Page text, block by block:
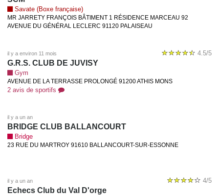
Savate (Boxe française)
MR JARRETY FRANÇOIS BÂTIMENT 1 RÉSIDENCE MARCEAU 92
AVENUE DU GÉNÉRAL LECLERC 91120 PALAISEAU
il y a environ 11 mois 4.5/5
G.R.S. CLUB DE JUVISY
Gym
AVENUE DE LA TERRASSE PROLONGÉ 91200 ATHIS MONS
2 avis de sportifs
il y a un an
BRIDGE CLUB BALLANCOURT
Bridge
23 RUE DU MARTROY 91610 BALLANCOURT-SUR-ESSONNE
il y a un an 4/5
Echecs Club du Val D'orge